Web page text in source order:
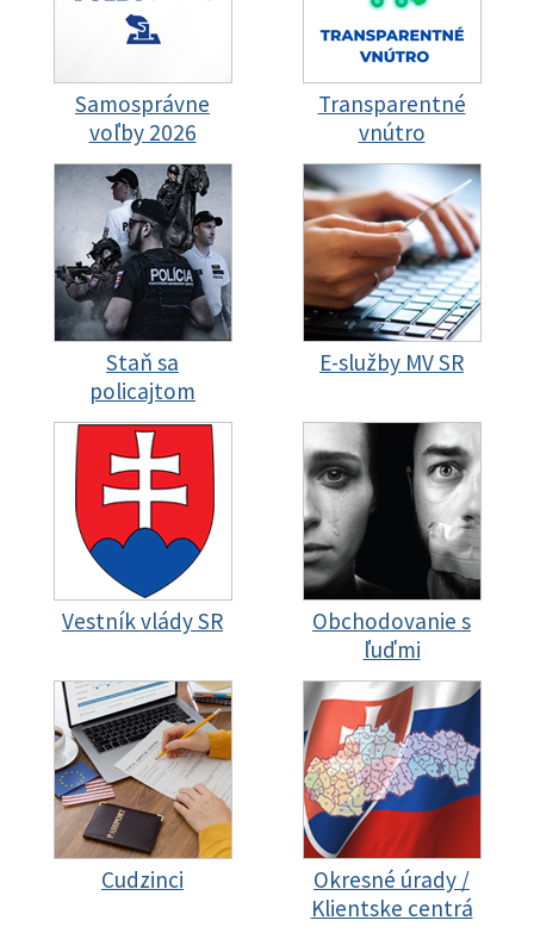
Samosprávne
voľby 2026
Transparentné
vnútro
Staň sa
policajtom
E-služby MV SR
Vestník vlády SR
Obchodovanie s
ľuďmi
Cudzinci
Okresné úrady /
Klientske centrá